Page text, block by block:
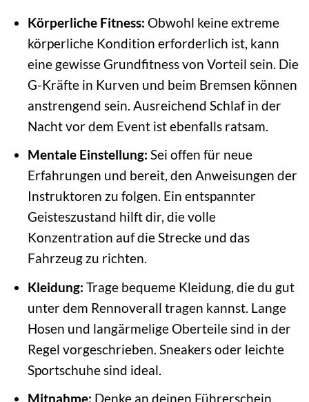
Körperliche Fitness: Obwohl keine extreme
körperliche Kondition erforderlich ist, kann
eine gewisse Grundfitness von Vorteil sein. Die
G-Kräfte in Kurven und beim Bremsen können
anstrengend sein. Ausreichend Schlaf in der
Nacht vor dem Event ist ebenfalls ratsam.
Mentale Einstellung: Sei offen für neue
Erfahrungen und bereit, den Anweisungen der
Instruktoren zu folgen. Ein entspannter
Geisteszustand hilft dir, die volle
Konzentration auf die Strecke und das
Fahrzeug zu richten.
Kleidung: Trage bequeme Kleidung, die du gut
unter dem Rennoverall tragen kannst. Lange
Hosen und langärmelige Oberteile sind in der
Regel vorgeschrieben. Sneakers oder leichte
Sportschuhe sind ideal.
Mitnahme: Denke an deinen Führerschein